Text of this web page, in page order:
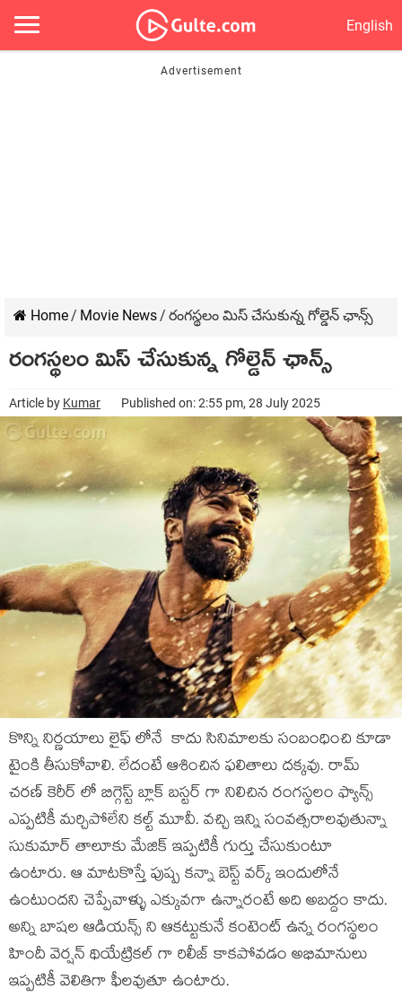
English
Home/ Movie News/ రంగస్థలం మిస్ చేసుకున్న గోల్డెన్ ఛాన్స్
రంగస్థలం మిస్ చేసుకున్న గోల్డెన్ ఛాన్స్
Article by Kumar Published on: 2:55 pm, 28 July 2025
కొన్ని నిర్ణయాలు లైఫ్ లోనే కాదు సినిమాలకు సంబంధించి కూడా
టైంకి తీసుకోవాలి. లేదంటే ఆశించిన ఫలితాలు దక్కవు. రామ్
చరణ్ కెరీర్ లో బిగ్గెస్ట్ బ్లాక్ బస్టర్ గా నిలిచిన రంగస్థలం ఫ్యాన్స్
ఎప్పటికీ మర్చిపోలేని కల్ట్ మూవీ. వచ్చి ఇన్ని సంవత్సరాలవుతున్నా
సుకుమార్ తాలూకు మేజిక్ ఇప్పటికీ గుర్తు చేసుకుంటూ
ఉంటారు. ఆ మాటకొస్తే పుష్ప కన్నా బెస్ట్ వర్క్ ఇందులోనే
ఉంటుందని చెప్పేవాళ్ళు ఎక్కువగా ఉన్నారంటే అది అబద్దం కాదు.
అన్ని బాషల ఆడియన్స్ ని ఆకట్టుకునే కంటెంట్ ఉన్న రంగస్థలం
హిందీ వెర్షన్ థియేట్రికల్ గా రిలీజ్ కాకపోవడం అభిమానులు
ఇప్పటికీ వెలితిగా ఫీలవుతూ ఉంటారు.